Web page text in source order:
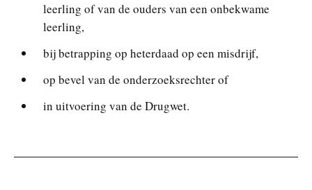
leerling of van de ouders van een onbekwame
leerling,
bij betrapping op heterdaad op een misdrijf,
op bevel van de onderzoeksrechter of
in uitvoering van de Drugwet.